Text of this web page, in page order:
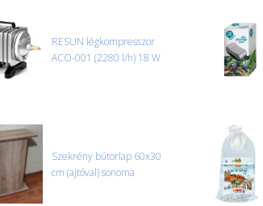
RESUN légkompresszor
ACO-001 (2280 l/h) 18 W
Szekrény bútorlap 60x30
cm (ajtóval) sonoma